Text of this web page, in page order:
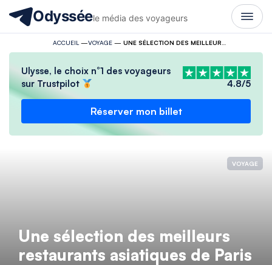
Odysséele média des voyageurs
ACCUEIL —VOYAGE—
Ulysse, le choix n°1 des voyageurs
sur Trustpilot
4.8/5
Réserver mon billet
VOYAGE
Une sélection des meilleurs
restaurants asiatiques de Paris